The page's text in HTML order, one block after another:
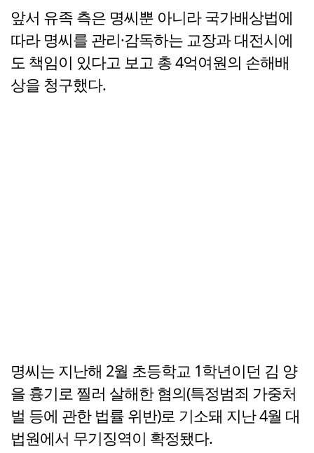
앞서 유족 측은 명씨뿐 아니라 국가배상법에
따라 명씨를 관리·감독하는 교장과 대전시에
도 책임이 있다고 보고 총 4억여원의 손해배
상을 청구했다.
명씨는 지난해 2월 초등학교 1학년이던 김 양
을 흉기로 찔러 살해한 혐의(특정범죄 가중처
벌 등에 관한 법률 위반)로 기소돼 지난 4월 대
법원에서 무기징역이 확정됐다.